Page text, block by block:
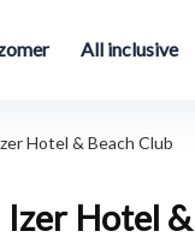
All inclusive
Hotel & Beach Club
Izer Hotel